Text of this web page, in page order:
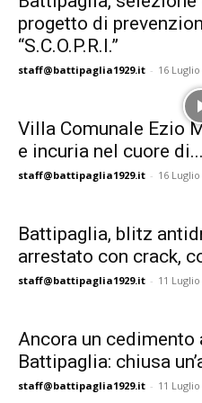
progetto di
“S.C.O.P.R.I.”
staff@battipaglia1929.it - 16 Luglio
Villa Comunale Ezio
e incuria nel cuore di...
staff@battipaglia1929.it - 16 Luglio
Battipaglia, blitz
arrestato con crack,
staff@battipaglia1929.it - 11 Luglio
Ancora un cedimento
Battipaglia: chiusa
staff@battipaglia1929.it - 11 Luglio